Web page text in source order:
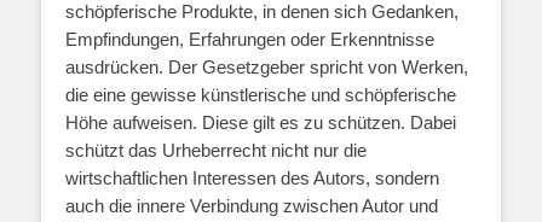
schöpferische Produkte, in denen sich Gedanken,
Empfindungen, Erfahrungen oder Erkenntnisse
ausdrücken. Der Gesetzgeber spricht von Werken,
die eine gewisse künstlerische und schöpferische
Höhe aufweisen. Diese gilt es zu schützen. Dabei
schützt das Urheberrecht nicht nur die
wirtschaftlichen Interessen des Autors, sondern
auch die innere Verbindung zwischen Autor und